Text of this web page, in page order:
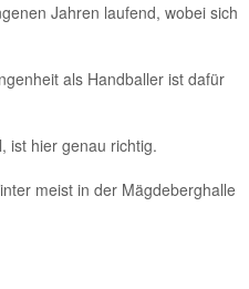
Jahren laufend, wobei sich
als Handballer ist dafür
ist hier genau richtig.
meist in der Mägdeberghalle